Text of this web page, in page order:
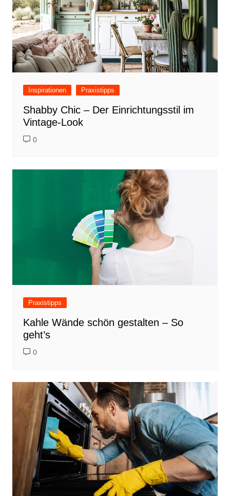
Inspirationen Praxistipps
Shabby Chic – Der Einrichtungsstil im
Vintage-Look
0
Praxistipps
Kahle Wände schön gestalten – So
geht’s
0